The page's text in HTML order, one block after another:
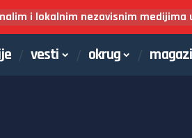
i lokalnim nezavisnim medijima
vesti okrug